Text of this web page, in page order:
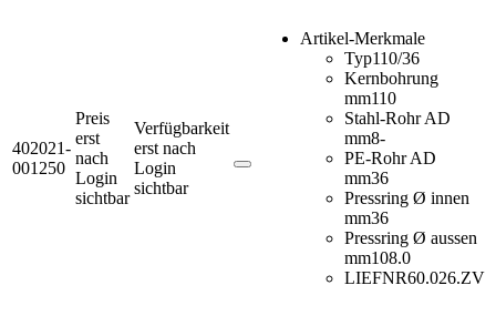
402021-
001250
Preis
erst
nach
Login
sichtbar
Verfügbarkeit
erst nach
Login
sichtbar
Artikel-Merkmale
Typ110/36
Kernbohrung
mm110
Stahl-Rohr AD
mm8-
PE-Rohr AD
mm36
Pressring Ø innen
mm36
Pressring Ø aussen
mm108.0
LIEFNR60.026.ZV